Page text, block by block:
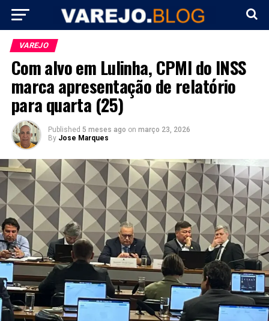
VAREJO
Com alvo em Lulinha, CPMI do INSS
marca apresentação de relatório
para quarta (25)
Published 5 meses ago on março 23, 2026
By Jose Marques